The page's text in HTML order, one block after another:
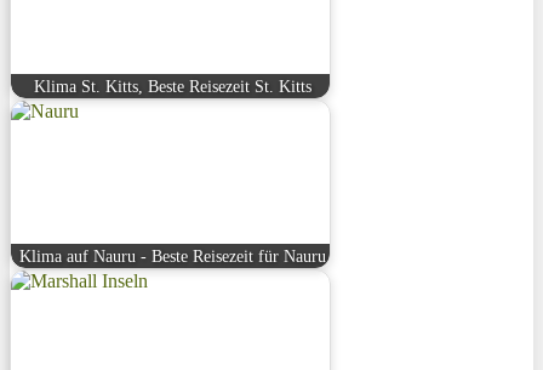
Klima St. Kitts, Beste Reisezeit St. Kitts
Klima auf Nauru - Beste Reisezeit für Nauru